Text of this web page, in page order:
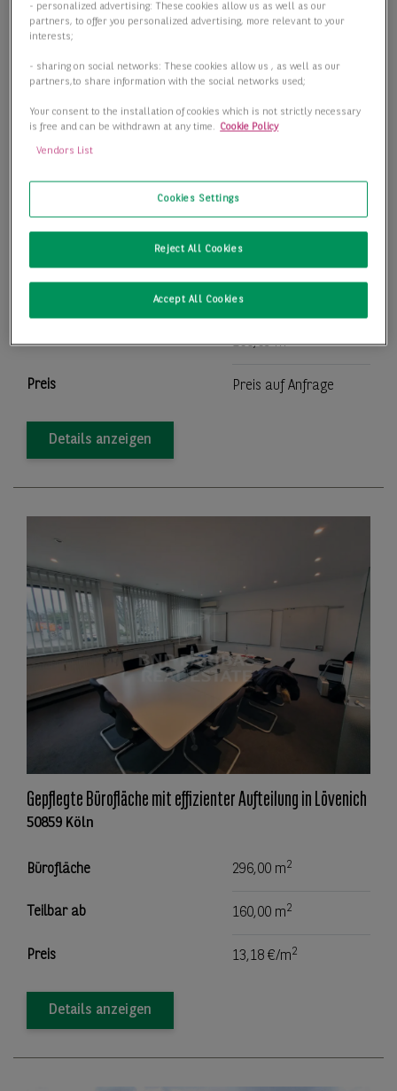
New Work mit Terrassen im Seestern!
2.435,67 m
Teilbar ab 168,69 m
Preis Preis auf Anfrage
Details anzeigen
Gepflegte Bürofläche mit effizienter Aufteilung in Lövenich
50859 Köln
Bürofläche 296,00 m2
Teilbar ab 160,00 m2
Preis 13,18 €/m2
Details anzeigen
- personalized advertising: These cookies allow us as well as our
partners, to offer you personalized advertising, more relevant to your
interests;
- sharing on social networks: These cookies allow us , as well as our
partners,to share information with the social networks used;
Your consent to the installation of cookies which is not strictly necessary
is free and can be withdrawn at any time. Cookie Policy
Vendors List
Cookies Settings
Reject All Cookies
Accept All Cookies